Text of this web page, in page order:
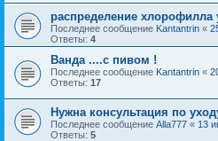
распределение хлорофилла
Последнее сообщение Kantantrin «
Ответы: 4
Ванда ....с пивом !
Последнее сообщение Kantantrin «
Ответы: 17
Нужна консультация по
Последнее сообщение Alla777 « 13
Ответы: 5